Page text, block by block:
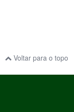
Voltar para o topo